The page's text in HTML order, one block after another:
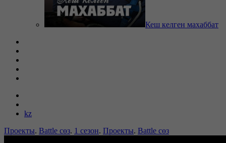
Кеш келген махаббат
kz
Проекты. Battle сөз. 1 сезон. Проекты. Battle сөз